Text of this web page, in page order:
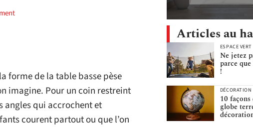
forme de la table basse pèse
imagine. Pour un coin restreint
angles qui accrochent et
courent partout ou que l’on
Articles au
ESPACE VERT
Ne jetez
parce que
!
DÉCORATION
10
globe